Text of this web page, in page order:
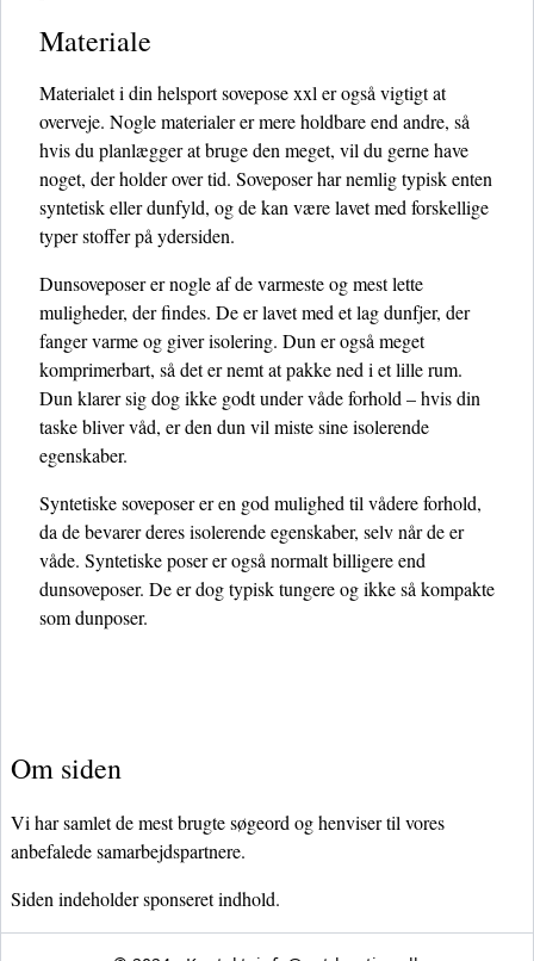
Materiale
Materialet i din helsport sovepose xxl er også vigtigt at
overveje. Nogle materialer er mere holdbare end andre, så
hvis du planlægger at bruge den meget, vil du gerne have
noget, der holder over tid. Soveposer har nemlig typisk enten
syntetisk eller dunfyld, og de kan være lavet med forskellige
typer stoffer på ydersiden.
Dunsoveposer er nogle af de varmeste og mest lette
muligheder, der findes. De er lavet med et lag dunfjer, der
fanger varme og giver isolering. Dun er også meget
komprimerbart, så det er nemt at pakke ned i et lille rum.
Dun klarer sig dog ikke godt under våde forhold – hvis din
taske bliver våd, er den dun vil miste sine isolerende
egenskaber.
Syntetiske soveposer er en god mulighed til vådere forhold,
da de bevarer deres isolerende egenskaber, selv når de er
våde. Syntetiske poser er også normalt billigere end
dunsoveposer. De er dog typisk tungere og ikke så kompakte
som dunposer.
Om siden
Vi har samlet de mest brugte søgeord og henviser til vores
anbefalede samarbejdspartnere.
Siden indeholder sponseret indhold.